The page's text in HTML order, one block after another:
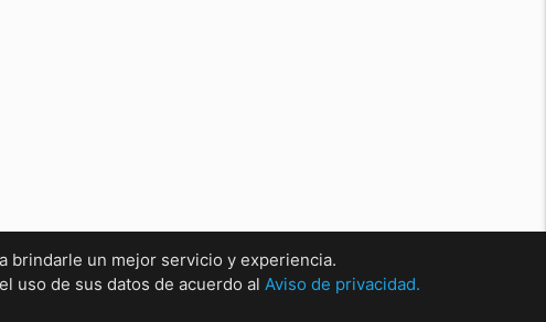
brindarle un mejor servicio y experiencia.
uso de sus datos de acuerdo al Aviso de privacidad.